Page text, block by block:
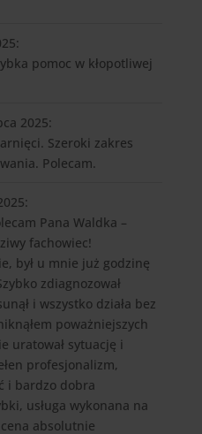
:
pomoc w kłopotliwej
2025:
Szeroki zakres
Polecam.
:
Pana Waldka –
fachowiec!
był u mnie już godzinę
zdiagnozował
i wszystko działa bez
poważniejszych
uratował sytuację i
profesjonalizm,
i bardzo dobra
usługa wykonana na
absolutnie